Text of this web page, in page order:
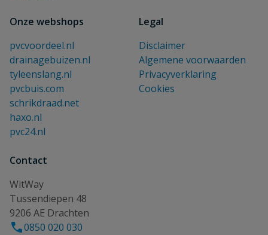
Onze webshops
pvcvoordeel.nl
drainagebuizen.nl
tyleenslang.nl
pvcbuis.com
schrikdraad.net
haxo.nl
pvc24.nl
Legal
Disclaimer
Algemene voorwaarden
Privacyverklaring
Cookies
Contact
WitWay
Tussendiepen 48
9206 AE Drachten
0850 020 030